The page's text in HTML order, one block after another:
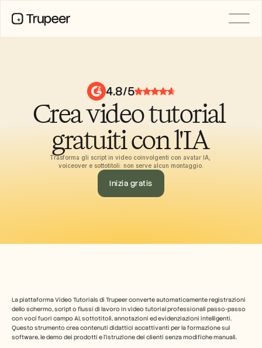
4.8/5
Crea video tutorial
gratuiti con l'IA
Trasforma gli script in video coinvolgenti con avatar IA,
voiceover e sottotitoli: non serve alcun montaggio.
Inizia gratis
La piattaforma Video Tutorials di Trupeer converte automaticamente registrazioni
dello schermo, script o flussi di lavoro in video tutorial professionali passo-passo
con voci fuori campo AI, sottotitoli, annotazioni ed evidenziazioni intelligenti.
Questo strumento crea contenuti didattici accattivanti per la formazione sul
software, le demo dei prodotti e l'istruzione dei clienti senza modifiche manuali.
Base di conoscenza
Avatar IA
Kit del marchio
Pagine condivise
Registrazione dello schermo AI
Annuncio
Programma Partner
CASI D'USO
Gestione del cambiamento
Abilitazione alle vendite